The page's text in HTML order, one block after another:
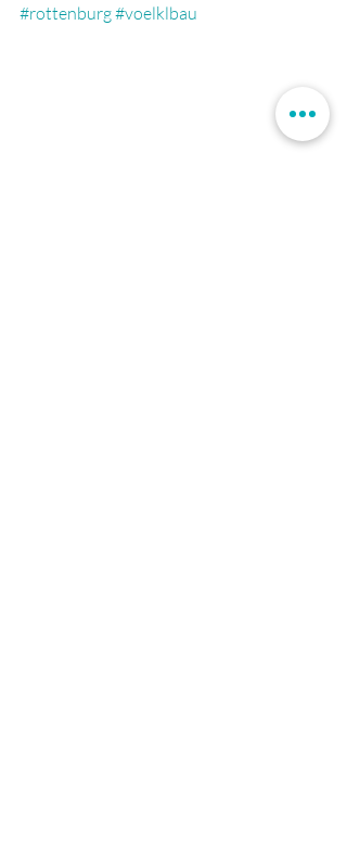
#rottenburg#voelklbau